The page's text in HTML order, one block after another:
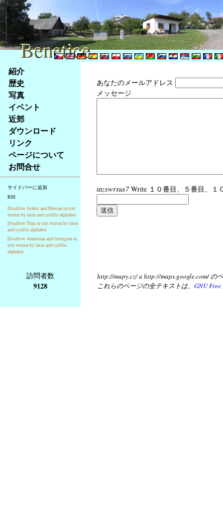
Na
obsah
stránky
Klávesové
zkratky
tomto
webu
základní
Hlavní
strana
紹介
歴史
写真
イベント
近郊
ダウンロード
リンク
ページについて
お問合せ
サイドバーに追加
RSS
Disallow Arabic and Persian in text
writen by latin and cyrillic alphabet
Disallow Thai in text writen by latin
and cyrillic alphabet
Disallow Armenian and Georgian in
text writen by latin and cyrillic
alphabet
あなたのメールアドレス
メッセージ
tazswrsus7Write １０番目、５番目、１
訪問者数
9128
http://mapy.cz/ a http://maps.google.com/
これらのページの全テキストは、 GNU
Benetice
Benetice